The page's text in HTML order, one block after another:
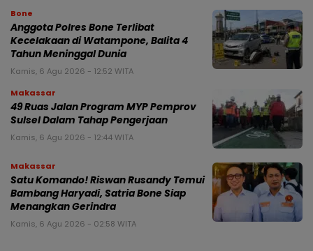
Bone
Anggota Polres Bone Terlibat
Kecelakaan di Watampone, Balita 4
Tahun Meninggal Dunia
Kamis, 6 Agu 2026 - 12:52 WITA
Makassar
49 Ruas Jalan Program MYP Pemprov
Sulsel Dalam Tahap Pengerjaan
Kamis, 6 Agu 2026 - 12:44 WITA
Makassar
Satu Komando! Riswan Rusandy Temui
Bambang Haryadi, Satria Bone Siap
Menangkan Gerindra
Kamis, 6 Agu 2026 - 02:58 WITA